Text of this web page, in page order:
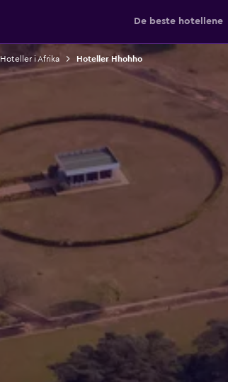
De beste hotellene
Hoteller i Afrika Hoteller Hhohho